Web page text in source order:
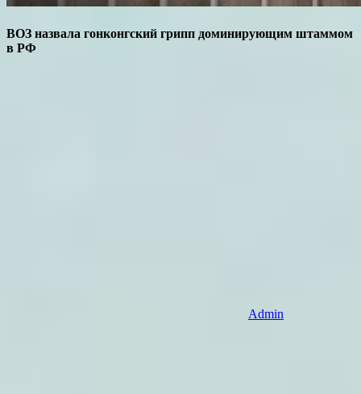
ВОЗ назвала гонконгский грипп доминирующим штаммом
в РФ
Admin